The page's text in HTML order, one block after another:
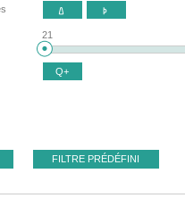
 
21
Q+
FILTRE PRÉDÉFINI